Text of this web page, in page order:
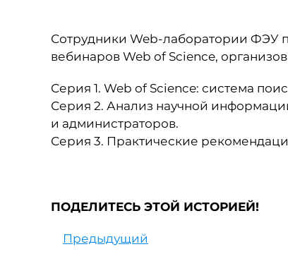
Сотрудники Web-лаборатории ФЭУ
вебинаров Web of Science,
Серия 1. Web of Science: система
Серия 2. Анализ научной
и администраторов.
Серия 3. Практические
ПОДЕЛИТЕСЬ ЭТОЙ ИСТОРИЕЙ!
Предыдущий